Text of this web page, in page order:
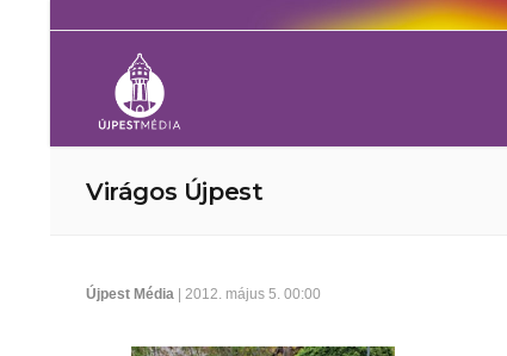
Virágos Újpest
Újpest Média | 2012. május 5. 00:00